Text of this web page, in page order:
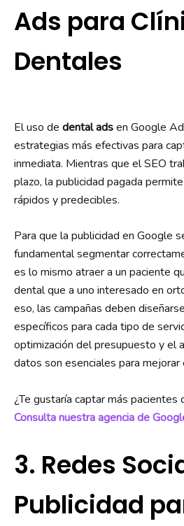
Ads para
Dentales
El uso de dental adsen Google
estrategias más efectivas para
inmediata. Mientras que el SEO
plazo, la publicidad pagada
rápidos y predecibles.
Para que la publicidad en Google
fundamental segmentar
es lo mismo atraer a un paciente
dental que a uno interesado en
eso, las campañas deben
específicos para cada tipo de
optimización del presupuesto y el
datos son esenciales para
¿Te gustaría captar más pacientes
Consulta nuestra agencia de
3. Redes
Publicidad